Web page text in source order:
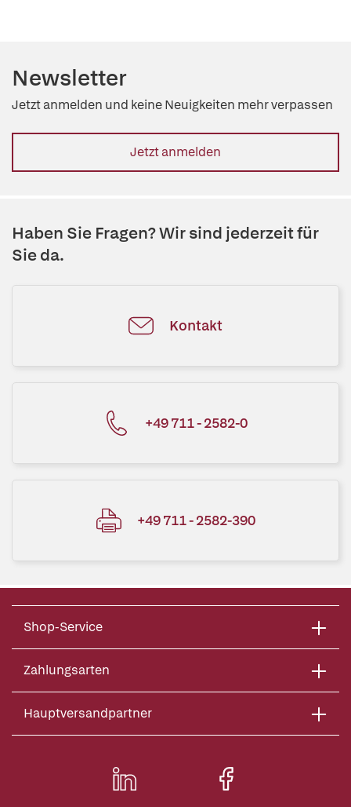
Newsletter
Jetzt anmelden und keine Neuigkeiten mehr verpassen
Jetzt anmelden
Haben Sie Fragen? Wir sind jederzeit für
Sie da.
Kontakt
+49 711 - 2582-0
+49 711 - 2582-390
Shop-Service
Zahlungsarten
Hauptversandpartner